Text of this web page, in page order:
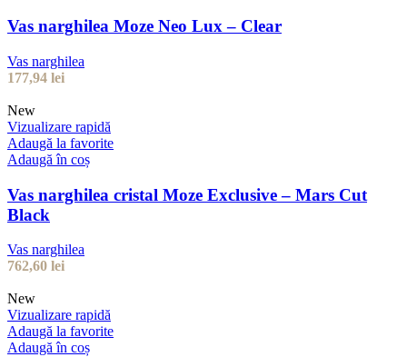
Vas narghilea Moze Neo Lux – Clear
Vas narghilea
177,94 lei
New
Vizualizare rapidă
Adaugă la favorite
Adaugă în coș
Vas narghilea cristal Moze Exclusive – Mars Cut
Black
Vas narghilea
762,60 lei
New
Vizualizare rapidă
Adaugă la favorite
Adaugă în coș